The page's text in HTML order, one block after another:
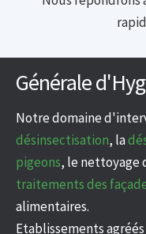
Générale
Notre domaine
désinsectisation, la
pigeons, le nettoyage
traitements des
alimentaires.
Etablissements